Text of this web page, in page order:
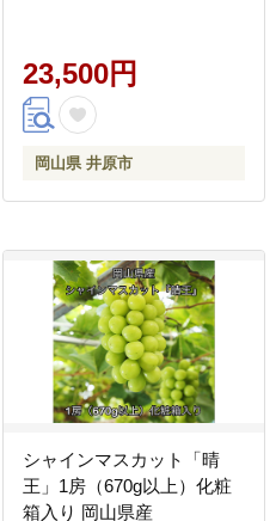
23,500円
岡山県 井原市
シャインマスカット「晴
王」1房（670g以上）化粧
箱入り 岡山県産